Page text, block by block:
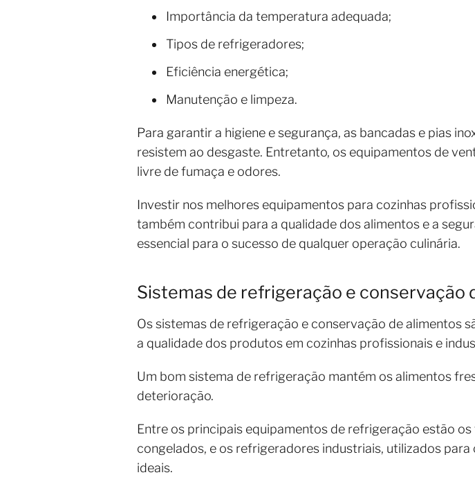
Importância da temperatura adequada;
Tipos de refrigeradores;
Eficiência energética;
Manutenção e limpeza.
Para garantir a higiene e segurança, as bancadas e pias
resistem ao desgaste. Entretanto, os equipamentos de
livre de fumaça e odores.
Investir nos melhores equipamentos para cozinhas
também contribui para a qualidade dos alimentos e a
essencial para o sucesso de qualquer operação culinária.
Sistemas de refrigeração e conservação
Os sistemas de refrigeração e conservação de alimentos
a qualidade dos produtos em cozinhas profissionais e
Um bom sistema de refrigeração mantém os alimentos
deterioração.
Entre os principais equipamentos de refrigeração estão
congelados, e os refrigeradores industriais, utilizados
ideais.